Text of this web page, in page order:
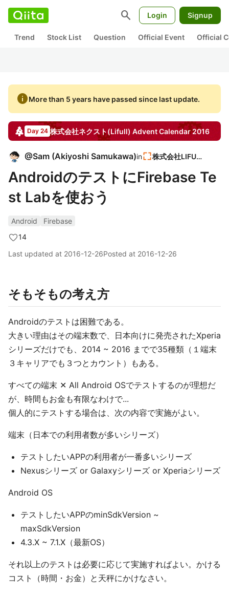
search Login Signup
Trend Stock List Question Official Event Official
infoMore than 5 years have passed since last update.
Day 24 株式会社ネクスト(Lifull) Advent Calendar2016
@Sam (Akiyoshi Samukawa)in 株式会社LIFULL
AndroidのテストにFirebase Te
st Labを使おう
Android
Firebase
14
Last updated at 2016-12-26Posted at 2016-12-26
そもそもの考え方
Androidのテストは困難である。
大きい理由はその端末数で、日本向けに発売されたXperia
シリーズだけでも、2014 ~ 2016 までで35種類（１端末
３キャリアでも３つとカウント）もある。
すべての端末 ✕ All Android OSでテストするのが理想だ
が、時間もお金も有限なわけで...
個人的にテストする場合は、次の内容で実施がよい。
端末（日本での利用者数が多いシリーズ）
テストしたいAPPの利用者が一番多いシリーズ
Nexusシリーズ or Galaxyシリーズ or Xperiaシリーズ
Android OS
テストしたいAPPのminSdkVersion ~
maxSdkVersion
4.3.X ~ 7.1.X（最新OS）
それ以上のテストは必要に応じて実施すればよい。かける
コスト（時間・お金）と天秤にかけなさい。